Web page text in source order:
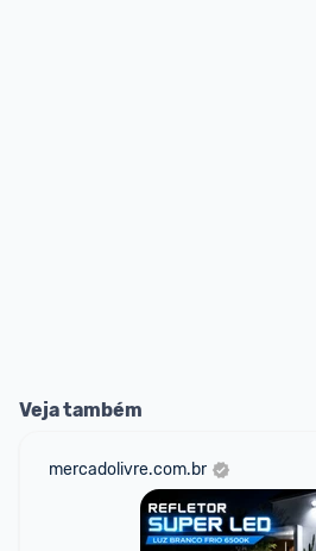
Veja também
mercadolivre.com.br